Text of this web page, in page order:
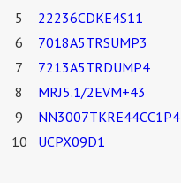
5
22236CDKE4S11
6
7018A5TRSUMP3
7
7213A5TRDUMP4
8
MRJ5.1/2EVM+43
9
NN3007TKRE44CC1P4
10
UCPX09D1